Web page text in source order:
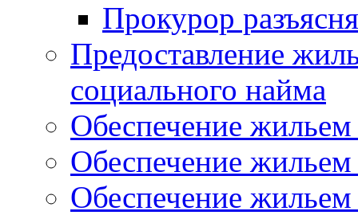
Прокурор
Предоставление
социального найма
Обеспечение
Обеспечение
Обеспечение жильем